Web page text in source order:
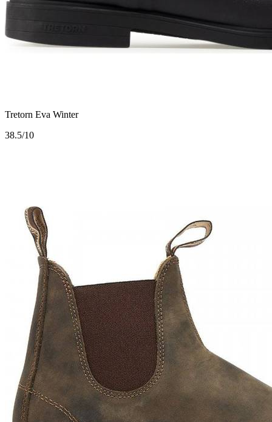
Tretorn Eva Winter
38.5/10